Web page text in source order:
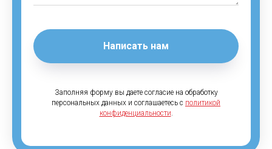
Написать нам
Заполняя форму вы даете согласие на обработку
персональных данных и соглашаетесь c политикой
конфиденциальности